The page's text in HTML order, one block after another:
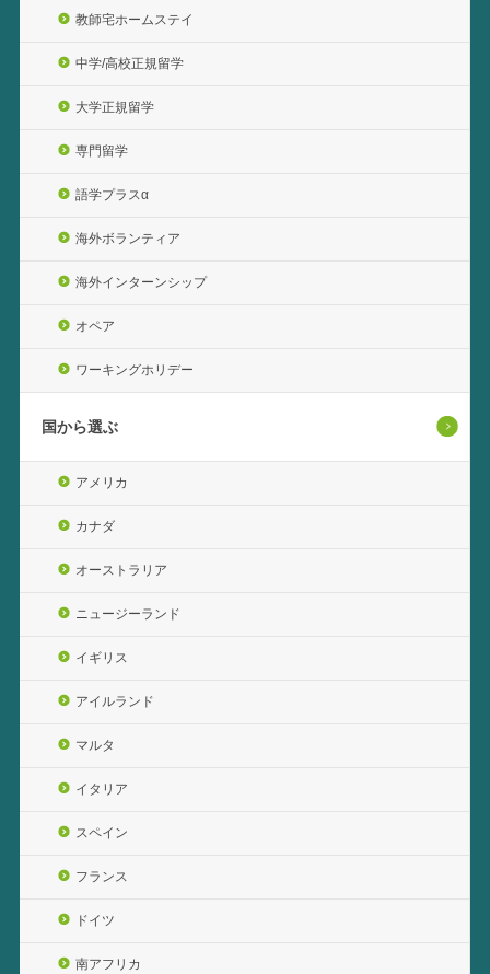
教師宅ホームステイ
中学/高校正規留学
大学正規留学
専門留学
語学プラスα
海外ボランティア
海外インターンシップ
オペア
ワーキングホリデー
国から選ぶ
アメリカ
カナダ
オーストラリア
ニュージーランド
イギリス
アイルランド
マルタ
イタリア
スペイン
フランス
ドイツ
南アフリカ